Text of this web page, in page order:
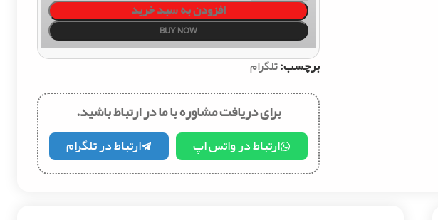
افزودن به سبد خرید
BUY NOW
برچسب:تلگرام
برای دریافت مشاوره با ما در ارتباط باشید.
ارتباط در واتس اپ ارتباط در تلگرام